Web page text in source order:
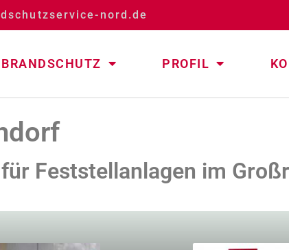
nord.de
BRANDSCHUTZ PROFIL
Feststellanlagen im